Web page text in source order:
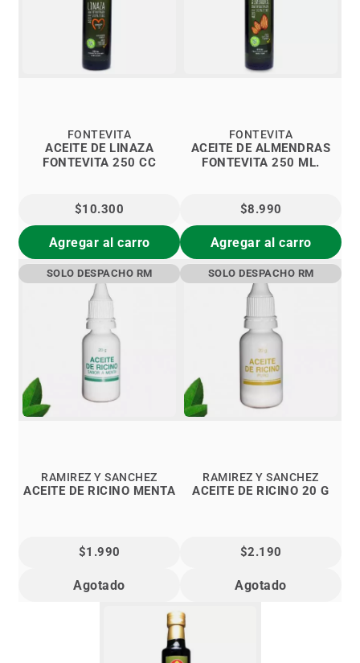
ACEITE DE LINAZA
FONTEVITA 250 CC
FONTEVITA
$10.300
Agregar al carro
ACEITE DE ALMENDRAS
FONTEVITA 250 ML.
FONTEVITA
$8.990
Agregar al carro
SOLO DESPACHO RM
ACEITE DE RICINO MENTA
RAMIREZ Y SANCHEZ
$1.990
Agotado
SOLO DESPACHO RM
ACEITE DE RICINO 20 G
RAMIREZ Y SANCHEZ
$2.190
Agotado